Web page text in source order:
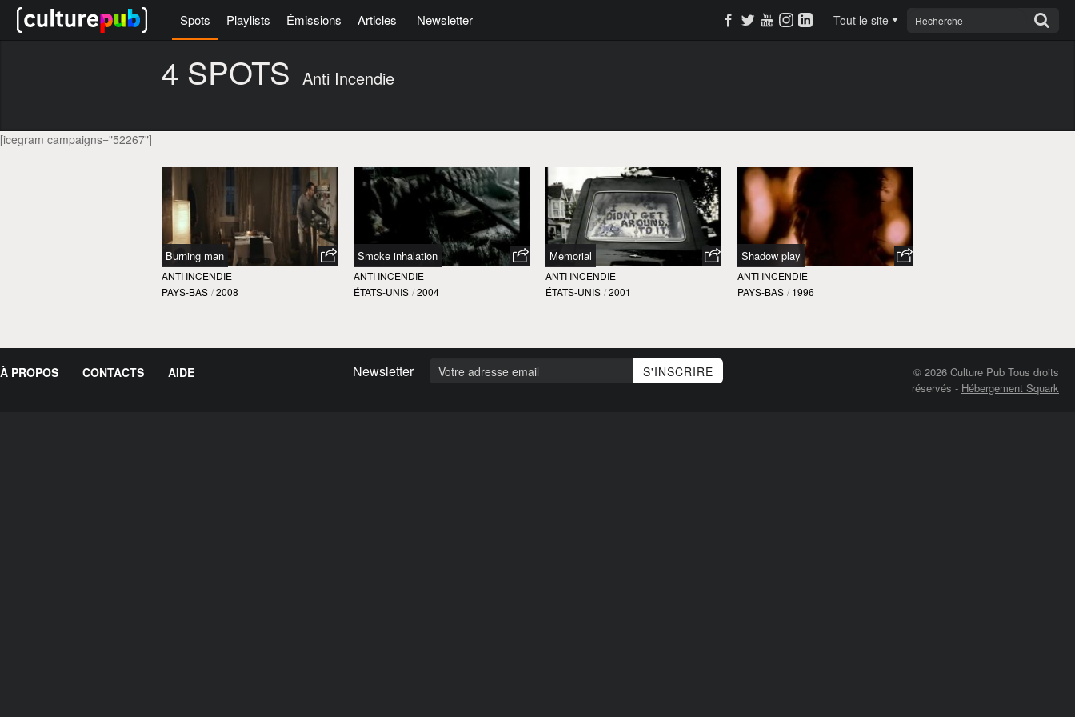
Spots Playlists Émissions Articles Newsletter Tout le site
4 SPOTS Anti Incendie
[icegram campaigns="52267"]
Burning man
ANTI INCENDIE
PAYS-BAS / 2008
Smoke inhalation
ANTI INCENDIE
ÉTATS-UNIS / 2004
Memorial
ANTI INCENDIE
ÉTATS-UNIS / 2001
Shadow play
ANTI INCENDIE
PAYS-BAS / 1996
À PROPOS CONTACTS AIDE Newsletter
© 2026 Culture Pub Tous droits
réservés - Hébergement Squark